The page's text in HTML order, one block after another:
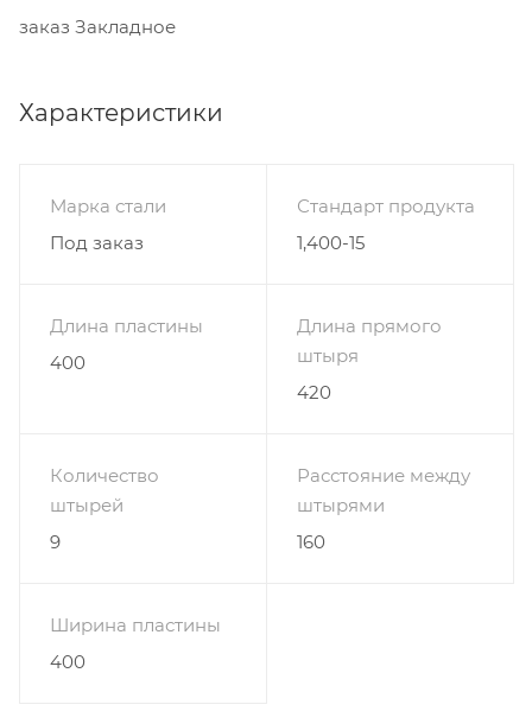
заказ Закладное
Характеристики
Марка стали
Под заказ
Стандарт продукта
1,400-15
Длина пластины
400
Длина прямого
штыря
420
Количество
штырей
9
Расстояние между
штырями
160
Ширина пластины
400